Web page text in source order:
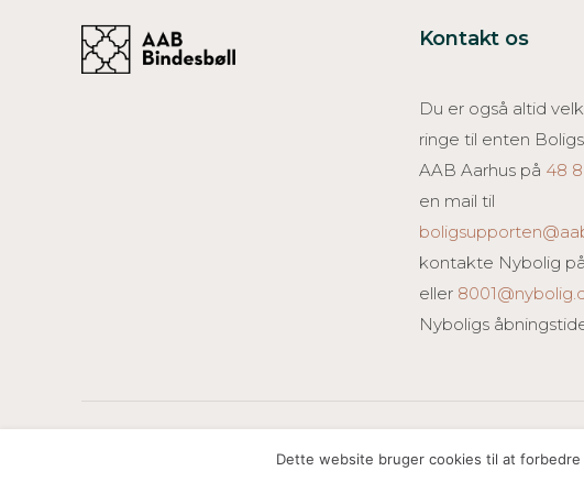
Kontakt os
Du er også altid
ringe til enten
AAB Aarhus på 48
en mail til
kontakte Nybolig på
eller
Nyboligs
Created by Creative ZOODette website bruger cookies til at